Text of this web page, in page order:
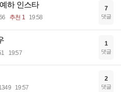
하 인스타
추천 1 19:58
7
댓글
19:57
1
댓글
19:57
2
댓글